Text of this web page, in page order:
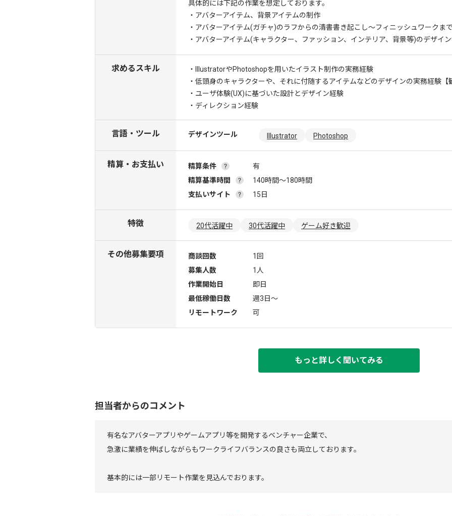
具体的には下記の作業を想定しております。
・アバターアイテム、背景アイテムの制作
・アバターアイテム(ガチャ)のラフからの清書書き起こし〜フィニッシュワークま
・アバターアイテム(キャラクター、ファッション、インテリア、背景等)のデザイ
求めるスキル
・IllustratorやPhotoshopを用いたイラスト制作の実務経験
・低頭身のキャラクターや、それに付随するアイテムなどのデザインの実務経験
・ユーザ体験(UX)に基づいた設計とデザイン経験
・ディレクション経験
言語・ツール デザインツール Illustrator Photoshop
精算・お支払い 精算条件
有
精算基準時間
140時間〜180時間
支払いサイト
15日
特徴 20代活躍中 30代活躍中 ゲーム好き歓迎
その他募集要項 商談回数
1回
募集人数
1人
作業開始日
即日
最低稼働日数
週3日〜
リモートワーク
可
もっと詳しく聞いてみる
担当者からのコメント
有名なアバターアプリやゲームアプリ等を開発するベンチャー企業で、
急激に業績を伸ばしながらもワークライフバランスの良さも両立しております。
基本的には一部リモート作業を見込んでおります。